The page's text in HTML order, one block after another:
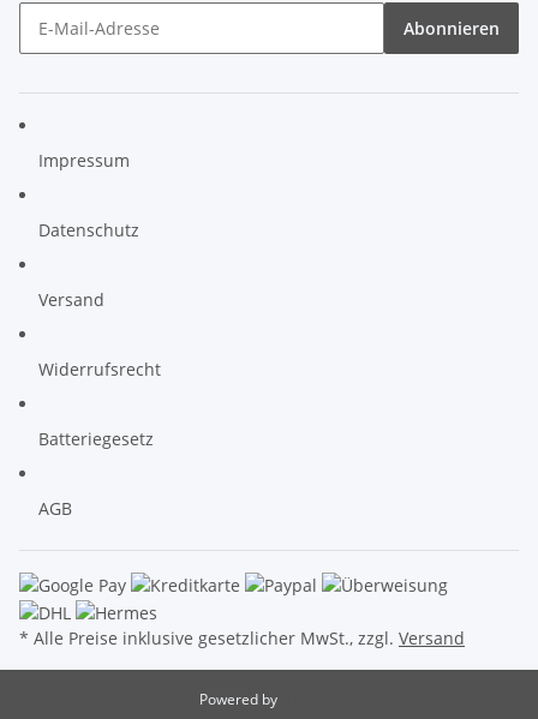
Abonnieren
Impressum
Datenschutz
Versand
Widerrufsrecht
Batteriegesetz
AGB
* Alle Preise inklusive gesetzlicher MwSt., zzgl. Versand
Powered by